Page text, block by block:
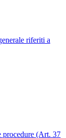
riferiti a
procedure (Art. 37